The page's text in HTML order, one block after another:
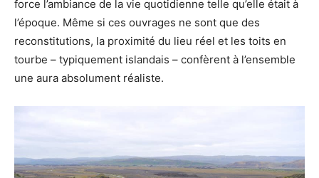
force l’ambiance de la vie quotidienne telle qu’elle était à
l’époque. Même si ces ouvrages ne sont que des
reconstitutions, la proximité du lieu réel et les toits en
tourbe – typiquement islandais – confèrent à l’ensemble
une aura absolument réaliste.